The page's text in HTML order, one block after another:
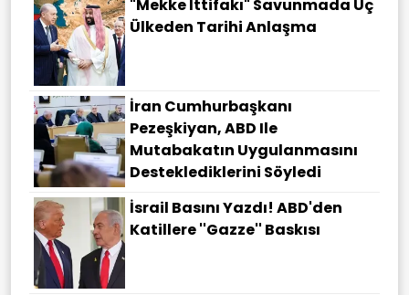
"Mekke İttifakı" Savunmada Üç
Ülkeden Tarihi Anlaşma
İran Cumhurbaşkanı
Pezeşkiyan, ABD Ile
Mutabakatın Uygulanmasını
Desteklediklerini Söyledi
İsrail Basını Yazdı! ABD'den
Katillere ''Gazze'' Baskısı